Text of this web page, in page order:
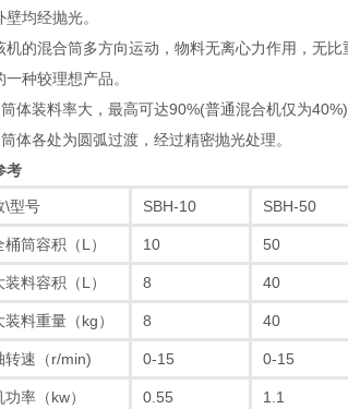
壁均经抛光。
混合筒多方向运动，物料无离心力作用，无比
一种较理想产品。
装料率大，最高可达90%(普通混合机仅为40%)
各处为圆弧过渡，经过精密抛光处理。
考
\型号 SBH-10 SBH-50
桶筒容积（L） 10 50
装料容积（L） 8 40
装料重量（kg） 8 40
转速（r/min) 0-15 0-15
功率（kw） 0.55 1.1